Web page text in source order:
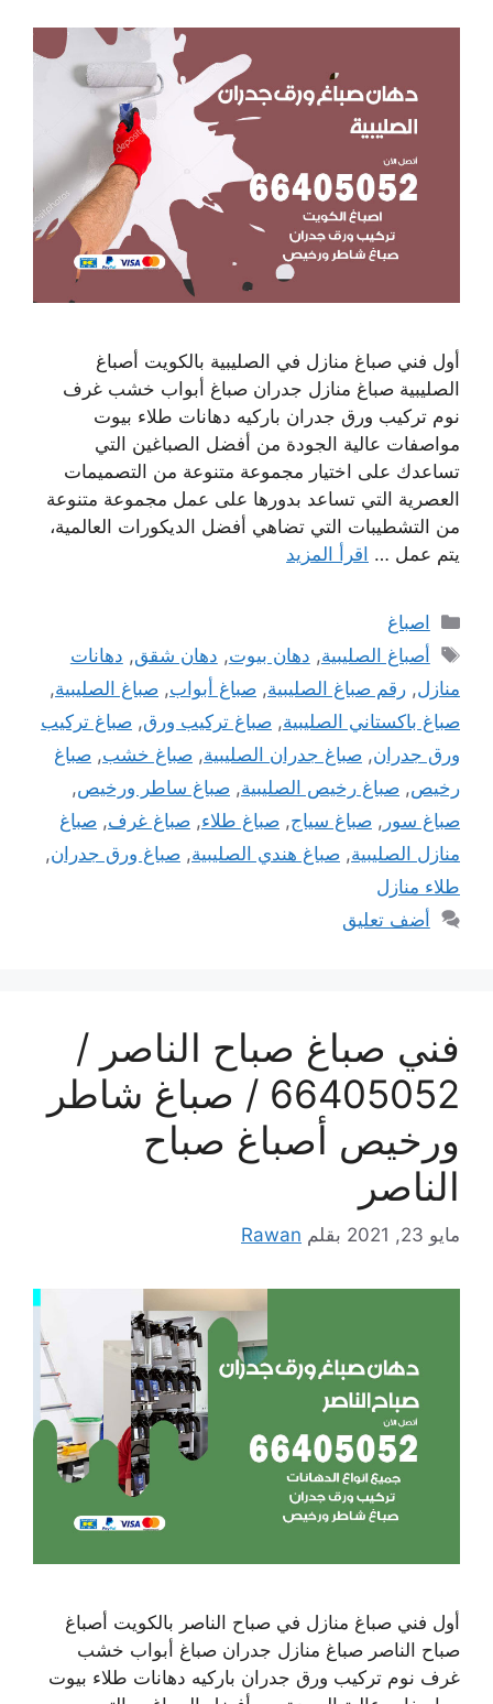
أول فني صباغ منازل في الصليبية بالكويت أصباغ
الصليبية صباغ منازل جدران صباغ أبواب خشب غرف
نوم تركيب ورق جدران باركيه دهانات طلاء بيوت
مواصفات عالية الجودة من أفضل الصباغين التي
تساعدك على اختيار مجموعة متنوعة من التصميمات
العصرية التي تساعد بدورها على عمل مجموعة متنوعة
من التشطيبات التي تضاهي أفضل الديكورات العالمية،
يتم عمل … اقرأ المزيد
التصنيفات
اصباغ
الوسوم
أصباغ الصليبية, دهان بيوت, دهان شقق, دهانات
منازل, رقم صباغ الصليبية, صباغ أبواب, صباغ الصليبية,
صباغ باكستاني الصليبية, صباغ تركيب ورق, صباغ تركيب
ورق جدران, صباغ جدران الصليبية, صباغ خشب, صباغ
رخيص, صباغ رخيص الصليبية, صباغ ساطر ورخيص,
صباغ سور , صباغ سياج, صباغ طلاء, صباغ غرف, صباغ
منازل الصليبية, صباغ هندي الصليبية, صباغ ورق جدران,
طلاء منازل
أضف تعليق
فني صباغ صباح الناصر /
66405052 / صباغ شاطر
ورخيص أصباغ صباح
الناصر
مايو 23, 2021 بقلم Rawan
أول فني صباغ منازل في صباح الناصر بالكويت أصباغ
صباح الناصر صباغ منازل جدران صباغ أبواب خشب
غرف نوم تركيب ورق جدران باركيه دهانات طلاء بيوت